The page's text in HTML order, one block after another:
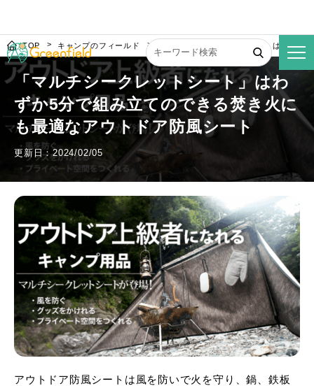
TOP キャンプのフィールド 「マルチシークレットシート」はわずか
「マルチシークレットシート」はわ
ずか5分で組み立てのできる焚き火に
も最適なアウトドア防風シート
更新日：2024/02/05
アウトドア防風シートは風を防いで火を守り、鍋、鉄板